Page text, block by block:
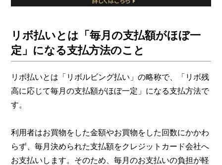
リボ払いとは「毎月の支払額がほぼ一
定」になる支払方法のこと
リボ払いとは「リボルビング払い」の略称で、「リボ残
高に応じて毎月の支払額がほぼ一定」になる支払方法で
す。
利用者はお買物をした金額やお買物をした回数にかかわ
らず、毎月決められた支払額をクレジットカード会社へ
お支払いします。そのため、毎月のお支払いの負担が軽